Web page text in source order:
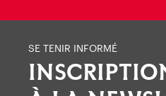
SE TENIR INFORMÉ